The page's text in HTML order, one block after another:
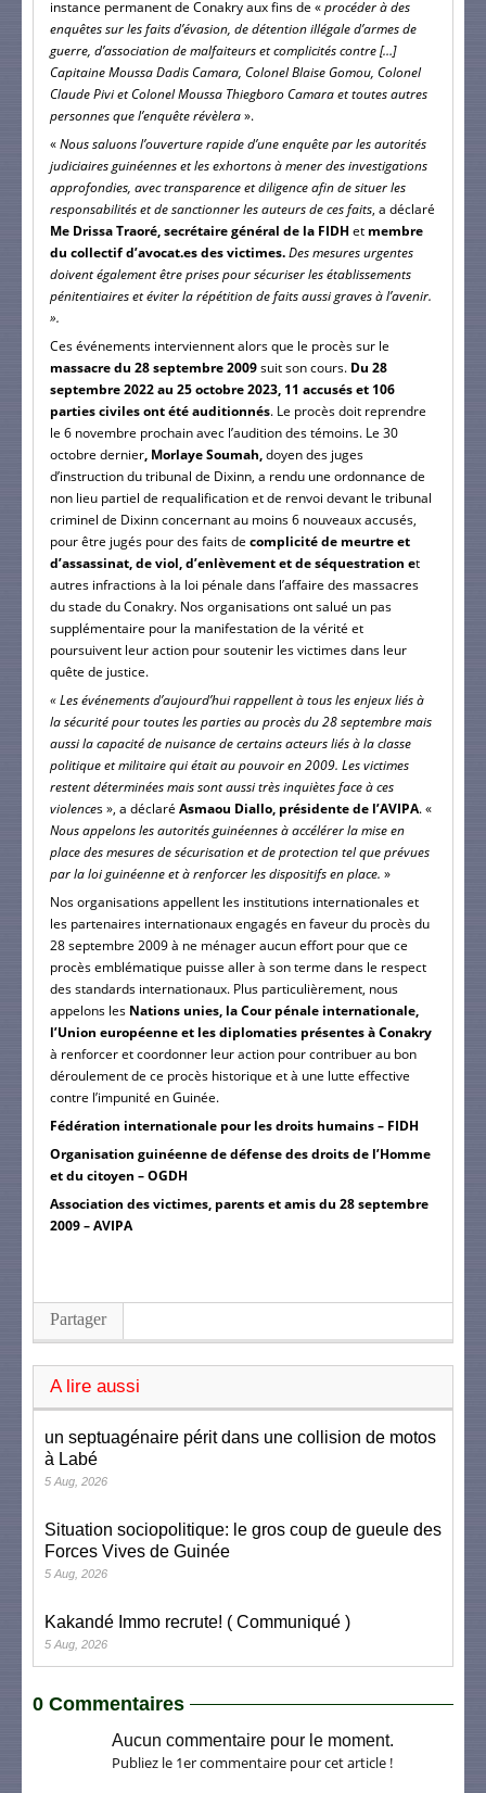
instance permanent de Conakry aux fins de «procéder à des
enquêtes sur les faits d’évasion, de détention illégale d’armes de
guerre, d’association de malfaiteurs et complicités contre […]
Capitaine Moussa Dadis Camara, Colonel Blaise Gomou, Colonel
Claude Pivi et Colonel Moussa Thiegboro Camara et toutes autres
personnes que l’enquête révèlera».
«Nous saluons l’ouverture rapide d’une enquête par les autorités
judiciaires guinéennes et les exhortons à mener des investigations
approfondies, avec transparence et diligence afin de situer les
responsabilités et de sanctionner les auteurs de ces faits, a déclaré
Me Drissa Traoré, secrétaire général de la FIDHet membre
du collectif d’avocat.es des victimes.Des mesures urgentes
doivent également être prises pour sécuriser les établissements
pénitentiaires et éviter la répétition de faits aussi graves à l’avenir.
».
Ces événements interviennent alors que le procès sur le
massacre du 28 septembre 2009suit son cours. Du 28
septembre 2022 au 25 octobre 2023, 11 accusés et 106
parties civiles ont été auditionnés. Le procès doit reprendre
le 6 novembre prochain avec l’audition des témoins. Le 30
octobre dernier, Morlaye Soumah,doyen des juges
d’instruction du tribunal de Dixinn, a rendu une ordonnance de
non lieu partiel de requalification et de renvoi devant le tribunal
criminel de Dixinn concernant au moins 6 nouveaux accusés,
pour être jugés pour des faits de complicité de meurtre et
d’assassinat, de viol, d’enlèvement et de séquestration et
autres infractions à la loi pénale dans l’affaire des massacres
du stade du Conakry. Nos organisations ont salué un pas
supplémentaire pour la manifestation de la vérité et
poursuivent leur action pour soutenir les victimes dans leur
quête de justice.
« Les événements d’aujourd’hui rappellent à tous les enjeux liés à
la sécurité pour toutes les parties au procès du 28 septembre mais
aussi la capacité de nuisance de certains acteurs liés à la classe
politique et militaire qui était au pouvoir en 2009. Les victimes
restent déterminées mais sont aussi très inquiètes face à ces
violences », a déclaré Asmaou Diallo, présidente de l’AVIPA. «
Nous appelons les autorités guinéennes à accélérer la mise en
place des mesures de sécurisation et de protection tel que prévues
par la loi guinéenne et à renforcer les dispositifs en place. »
Nos organisations appellent les institutions internationales et
les partenaires internationaux engagés en faveur du procès du
28 septembre 2009 à ne ménager aucun effort pour que ce
procès emblématique puisse aller à son terme dans le respect
des standards internationaux. Plus particulièrement, nous
appelons les Nations unies, la Cour pénale internationale,
l’Union européenne et les diplomaties présentes à Conakry
à renforcer et coordonner leur action pour contribuer au bon
déroulement de ce procès historique et à une lutte effective
contre l’impunité en Guinée.
Fédération internationale pour les droits humains – FIDH
Organisation guinéenne de défense des droits de l’Homme
et du citoyen – OGDH
Association des victimes, parents et amis du 28 septembre
2009 – AVIPA
Partager
A lire aussi
un septuagénaire périt dans une collision de motos
à Labé
5 Aug, 2026
Situation sociopolitique: le gros coup de gueule des
Forces Vives de Guinée
5 Aug, 2026
Kakandé Immo recrute! ( Communiqué )
5 Aug, 2026
0 Commentaires
Aucun commentaire pour le moment.
Publiez le 1er commentaire pour cet article !